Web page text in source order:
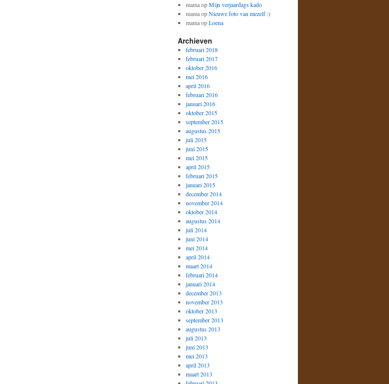
mamaopMijn verjaardags kado
mamaopNieuwe foto van mezelf :)
mamaopLoena
Archieven
februari 2018
februari 2017
oktober 2016
mei 2016
april 2016
februari 2016
januari 2016
oktober 2015
september 2015
augustus 2015
juli 2015
juni 2015
mei 2015
april 2015
februari 2015
januari 2015
december 2014
november 2014
oktober 2014
augustus 2014
juli 2014
juni 2014
mei 2014
april 2014
maart 2014
februari 2014
januari 2014
december 2013
november 2013
oktober 2013
september 2013
augustus 2013
juli 2013
juni 2013
mei 2013
april 2013
maart 2013